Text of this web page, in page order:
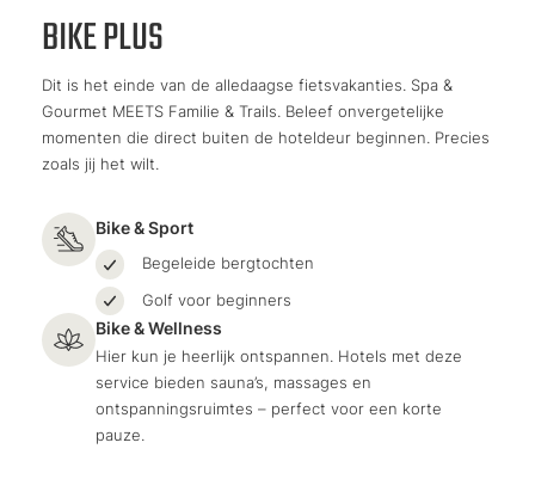
BIKE PLUS
Dit is het einde van de alledaagse fietsvakanties. Spa &
Gourmet MEETS Familie & Trails. Beleef onvergetelijke
momenten die direct buiten de hoteldeur beginnen. Precies
zoals jij het wilt.
Bike & Sport
Begeleide bergtochten
Golf voor beginners
Bike & Wellness
Hier kun je heerlijk ontspannen. Hotels met deze
service bieden sauna’s, massages en
ontspanningsruimtes – perfect voor een korte
pauze.